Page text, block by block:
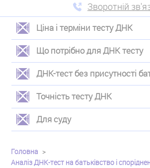
Зворотній
ЛЕВОЕ
МЕНЮ
Ціна і терміни тесту ДНК
Що потрібно для ДНК тесту
ДНК-тест без присутності
Точність тесту ДНК
Для суду
Головна
Аналіз ДНК-тест на батьківство і